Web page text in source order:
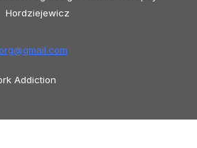
Hordziejewicz
gmail.com
Addiction